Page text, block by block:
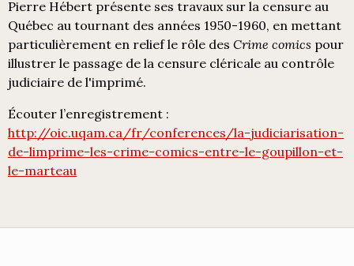
Pierre Hébert présente ses travaux sur la censure au
Québec au tournant des années 1950-1960, en mettant
particulièrement en relief le rôle des Crime comics pour
illustrer le passage de la censure cléricale au contrôle
judiciaire de l'imprimé.
Écouter l’enregistrement :
http://oic.uqam.ca/fr/conferences/la-judiciarisation-
de-limprime-les-crime-comics-entre-le-goupillon-et-
le-marteau